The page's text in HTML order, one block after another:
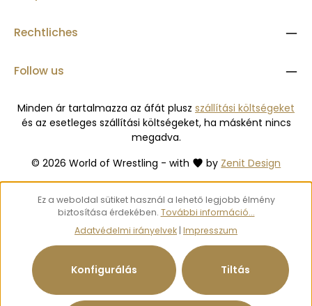
Rechtliches
Follow us
© 2026 World of Wrestling - with by Zenit Design
Minden ár tartalmazza az áfát plusz szállítási költségeket
és az esetleges szállítási költségeket, ha másként nincs
megadva.
Ez a weboldal sütiket használ a lehető legjobb élmény
biztosítása érdekében. További információ...
Adatvédelmi irányelvek | Impresszum
Tiltás
Konfigurálás